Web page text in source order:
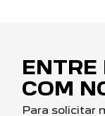
ENTRE
COM
Para solicitar